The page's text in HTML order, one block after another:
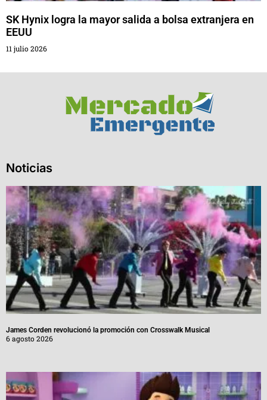
SK Hynix logra la mayor salida a bolsa extranjera en
EEUU
11 julio 2026
Noticias
James Corden revolucionó la promoción con Crosswalk Musical
6 agosto 2026